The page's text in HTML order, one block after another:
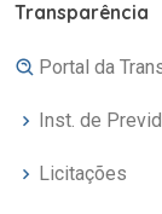
Transparência
Portal da
Inst. de
Licitações